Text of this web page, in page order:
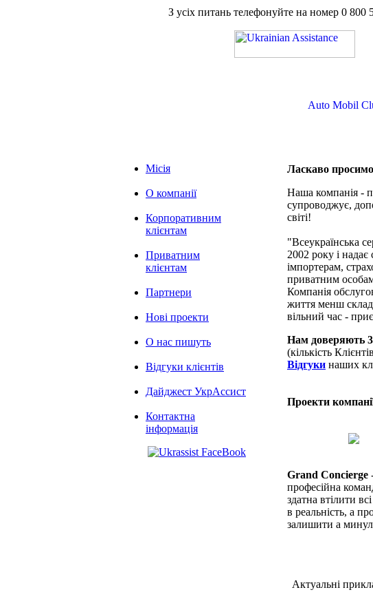
З усіх питань телефонуйте на номер 0 800
Auto Mobil
Місія
О компанії
Корпоративним
клієнтам
Приватним
клієнтам
Партнери
Нові проекти
О нас пишуть
Відгуки клієнтів
Дайджест УкрАссист
Контактна
інформація
Ласкаво
Наша компанія -
супроводжує,
світі!
"Всеукраїнська
2002 року і
імпортерам,
приватним
Компанія
життя менш
вільний час -
Нам доверяють
(кількість
Відгуки наших
Проекти
Grand Concierge
професійна
здатна втілити
в реальність, а
залишити а
Актуальні